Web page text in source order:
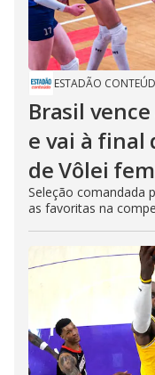
ESTADÃO
Brasil
e vai à final
de Vôlei
Seleção comandada
as favoritas na